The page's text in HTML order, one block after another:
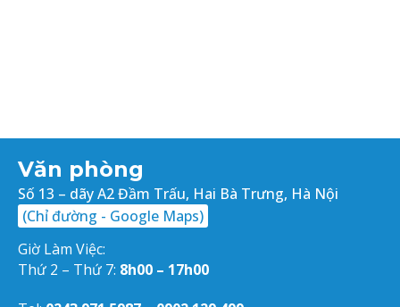
Văn phòng
Số 13 – dãy A2 Đầm Trấu, Hai Bà Trưng, Hà Nội
(Chỉ đường - Google Maps)
Giờ Làm Việc:
Thứ 2 – Thứ 7: 8h00 – 17h00